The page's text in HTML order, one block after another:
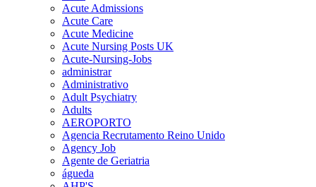
Acute Admissions
Acute Care
Acute Medicine
Acute Nursing Posts UK
Acute-Nursing-Jobs
administrar
Administrativo
Adult Psychiatry
Adults
AEROPORTO
Agencia Recrutamento Reino Unido
Agency Job
Agente de Geriatria
águeda